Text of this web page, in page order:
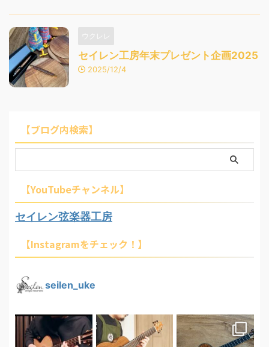
ウクレレ
セイレン工房年末プレゼント企画2025
2025/12/4
【ブログ内検索】
【YouTubeチャンネル】
セイレン弦楽器工房
【Instagramをチェック！】
seilen_uke